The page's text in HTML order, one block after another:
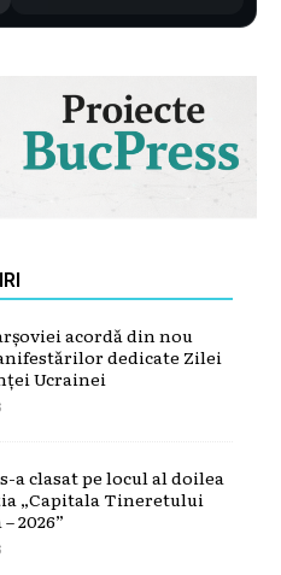
acordă din nou
dedicate Zilei
Ucrainei
a clasat pe locul al doilea
„Capitala Tineretului
2026”